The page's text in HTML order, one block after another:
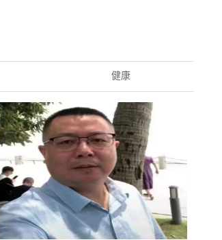
健康